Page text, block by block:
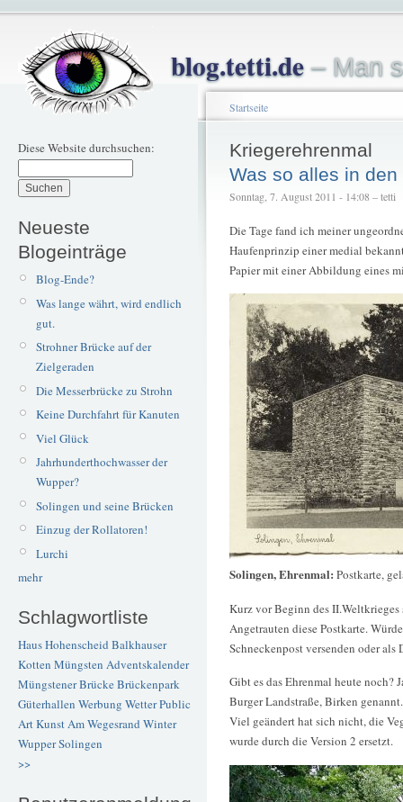
blog.tetti.de– Man
Diese Website durchsuchen:
Neueste
Blogeinträge
Blog-Ende?
Was lange währt, wird endlich
gut.
Strohner Brücke auf der
Zielgeraden
Die Messerbrücke zu Strohn
Keine Durchfahrt für Kanuten
Viel Glück
Jahrhunderthochwasser der
Wupper?
Solingen und seine Brücken
Einzug der Rollatoren!
Lurchi
mehr
Schlagwortliste
Haus Hohenscheid Balkhauser
Kotten Müngsten Adventskalender
Müngstener BrückeBrückenpark
Güterhallen Werbung WetterPublic
ArtKunstAm Wegesrand Winter
WupperSolingen
>>
Startseite
Kriegerehrenmal
Was so alles in
Sonntag, 7. August 2011 - 14:08 – tetti
Die Tage fand ich meiner
Haufenprinzip einer medial
Papier mit einer Abbildung eines
Solingen, Ehrenmal: Postkarte,
Kurz vor Beginn des
Angetrauten diese Postkarte.
Schneckenpost versenden oder
Gibt es das Ehrenmal heute noch?
Burger Landstraße, Birken genannt.
Viel geändert hat sich nicht, die
wurde durch die Version 2 ersetzt.